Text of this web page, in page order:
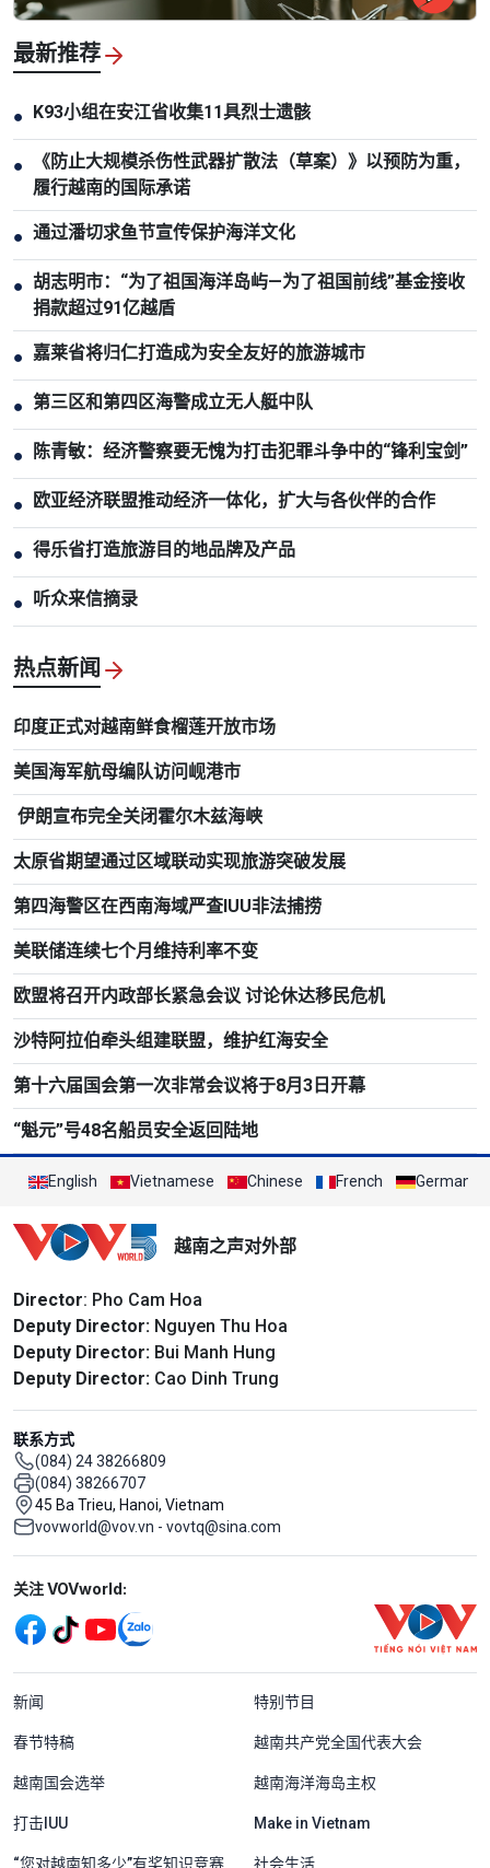
最新推荐
● K93小组在安江省收集11具烈士遗骸
●
《防止大规模杀伤性武器扩散法（草案）》以预防为重，
履行越南的国际承诺
● 通过潘切求鱼节宣传保护海洋文化
● 胡志明市：“为了祖国海洋岛屿—为了祖国前线”基金接收
捐款超过91亿越盾
● 嘉莱省将归仁打造成为安全友好的旅游城市
● 第三区和第四区海警成立无人艇中队
● 陈青敏：经济警察要无愧为打击犯罪斗争中的“锋利宝剑”
● 欧亚经济联盟推动经济一体化，扩大与各伙伴的合作
● 得乐省打造旅游目的地品牌及产品
● 听众来信摘录
热点新闻
印度正式对越南鲜食榴莲开放市场
美国海军航母编队访问岘港市
伊朗宣布完全关闭霍尔木兹海峡
太原省期望通过区域联动实现旅游突破发展
第四海警区在西南海域严查IUU非法捕捞
美联储连续七个月维持利率不变
欧盟将召开内政部长紧急会议 讨论休达移民危机
沙特阿拉伯牵头组建联盟，维护红海安全
第十六届国会第一次非常会议将于8月3日开幕
“魁元”号48名船员安全返回陆地
English Vietnamese Chinese French German
越南之声对外部
Director: Pho Cam Hoa
Deputy Director: Nguyen Thu Hoa
Deputy Director: Bui Manh Hung
Deputy Director: Cao Dinh Trung
联系方式
(084) 24 38266809
(084) 38266707
45 Ba Trieu, Hanoi, Vietnam
vovworld@vov.vn - vovtq@sina.com
Mạng xã hội
关注 VOVworld:
Menu footer tiếng Trung Quốc
新闻 特别节目
春节特稿 越南共产党全国代表大会
越南国会选举 越南海洋海岛主权
打击IUU Make in Vietnam
“您对越南知多少”有奖知识竞赛 社会生活